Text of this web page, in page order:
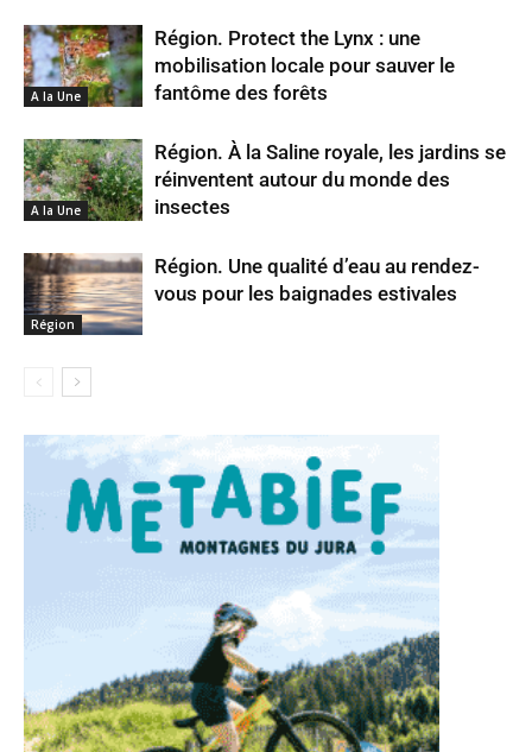
A la Une
Région. Protect the Lynx : une
mobilisation locale pour sauver le
fantôme des forêts
A la Une
Région. À la Saline royale, les jardins se
réinventent autour du monde des
insectes
Région
Région. Une qualité d’eau au rendez-
vous pour les baignades estivales